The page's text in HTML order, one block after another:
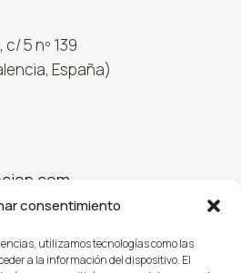
consentimiento
utilizamos tecnologías como las
a la información del dispositivo. El
c/ 5 nº 139
España)